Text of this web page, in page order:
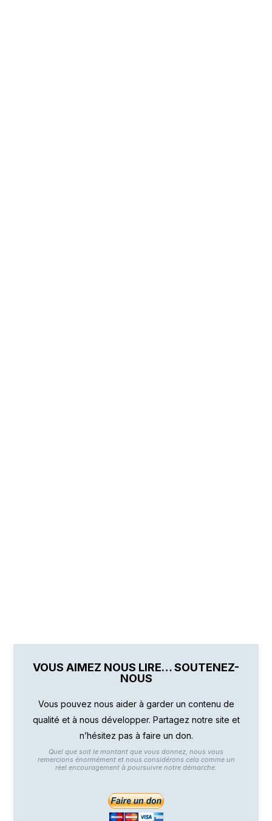
VOUS AIMEZ NOUS LIRE… SOUTENEZ-
NOUS
Vous pouvez nous aider à garder un contenu de
qualité et à nous développer. Partagez notre site et
n’hésitez pas à faire un don.
Quel que soit le montant que vous donnez, nous vous
remercions énormément et nous considérons cela comme un
réel encouragement à poursuivre notre démarche.